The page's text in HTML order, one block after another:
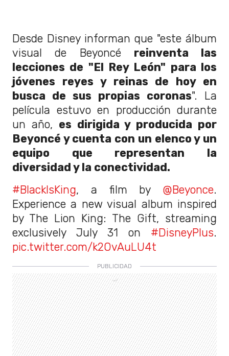
Desde Disney informan que "este álbum
visual de Beyoncé reinventa las
lecciones de "El Rey León" para los
jóvenes reyes y reinas de hoy en
busca de sus propias coronas". La
película estuvo en producción durante
un año, es dirigida y producida por
Beyoncé y cuenta con un elenco y un
equipo que representan la
diversidad y la conectividad.
#BlackIsKing, a film by @Beyonce.
Experience a new visual album inspired
by The Lion King: The Gift, streaming
exclusively July 31 on #DisneyPlus.
pic.twitter.com/k2OvAuLU4t